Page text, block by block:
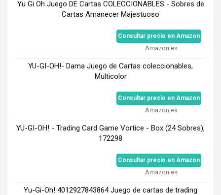
Yu Gi Oh Juego DE Cartas COLECCIONABLES - Sobres de
Cartas Amanecer Majestuoso
Consultar precio en Amazon
Amazon.es
YU-GI-OH!- Dama Juego de Cartas coleccionables,
Multicolor
Consultar precio en Amazon
Amazon.es
YU-GI-OH! - Trading Card Game Vortice - Box (24 Sobres),
172298
Consultar precio en Amazon
Amazon.es
Yu-Gi-Oh! 4012927843864 Juego de cartas de trading